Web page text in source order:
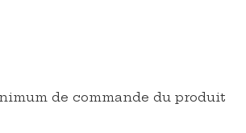
de commande du produit